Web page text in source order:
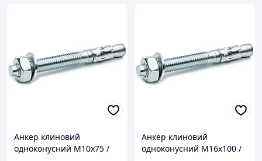
Анкер клиновий
одноконусний М10х75 /
Анкер клиновий
одноконусний М16х100 /